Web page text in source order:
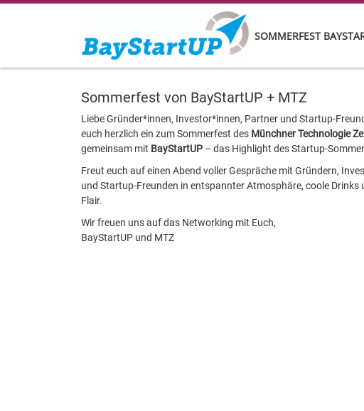
SOMMERFEST
Sommerfest von BayStartUP + MTZ
Liebe Gründer*innen, Investor*innen, Partner und Startup-
euch herzlich ein zum Sommerfest des Münchner Technologie
gemeinsam mit BayStartUP – das Highlight des Startup-
Freut euch auf einen Abend voller Gespräche mit Gründern,
und Startup-Freunden in entspannter Atmosphäre, coole Drinks
Flair.
Wir freuen uns auf das Networking mit Euch,
BayStartUP und MTZ